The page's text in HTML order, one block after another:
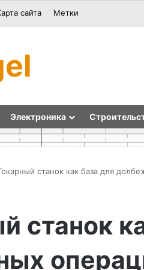
сайта Метки
Электроника
станок как база для
станок
лебедка
для
прицепа